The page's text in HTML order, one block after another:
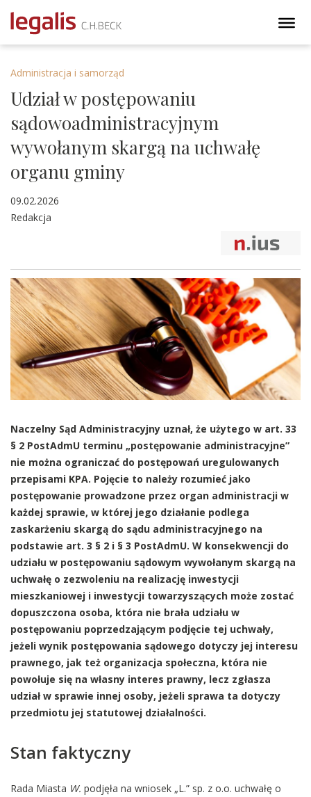
Administracja i samorząd
Udział w postępowaniu
sądowoadministracyjnym
wywołanym skargą na uchwałę
organu gminy
09.02.2026
Redakcja
Naczelny Sąd Administracyjny uznał, że użytego w art. 33
§ 2 PostAdmU terminu „postępowanie administracyjne”
nie można ograniczać do postępowań uregulowanych
przepisami KPA. Pojęcie to należy rozumieć jako
postępowanie prowadzone przez organ administracji w
każdej sprawie, w której jego działanie podlega
zaskarżeniu skargą do sądu administracyjnego na
podstawie art. 3 § 2 i § 3 PostAdmU. W konsekwencji do
udziału w postępowaniu sądowym wywołanym skargą na
uchwałę o zezwoleniu na realizację inwestycji
mieszkaniowej i inwestycji towarzyszących może zostać
dopuszczona osoba, która nie brała udziału w
postępowaniu poprzedzającym podjęcie tej uchwały,
jeżeli wynik postępowania sądowego dotyczy jej interesu
prawnego, jak też organizacja społeczna, która nie
powołuje się na własny interes prawny, lecz zgłasza
udział w sprawie innej osoby, jeżeli sprawa ta dotyczy
przedmiotu jej statutowej działalności.
Stan faktyczny
Rada Miasta W. podjęła na wniosek „L.” sp. z o.o. uchwałę o